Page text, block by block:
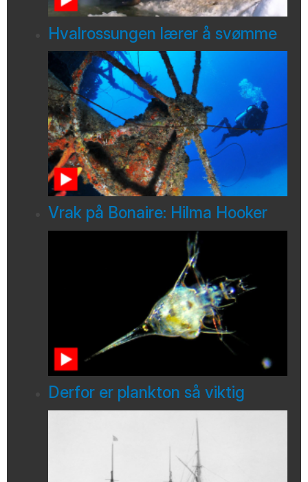
Hvalrossungen lærer å svømme
Vrak på Bonaire: Hilma Hooker
Derfor er plankton så viktig